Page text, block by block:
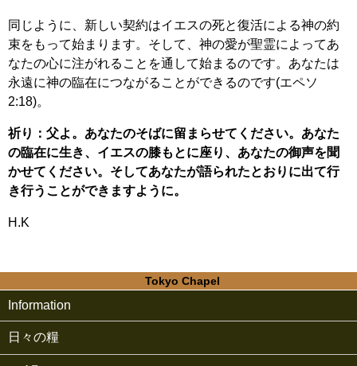
同じように、新しい契約はイエスの死と復活による神の約
束をもって始まります。そして、神の愛が聖霊によってあ
なたの心に注がれることを通して始まるのです。あなたは
永遠に神の臨在につながることができるのです(エペソ
2:18)。
祈り：父よ。あなたのそばに留まらせてください。あなた
の臨在に生き、イエスの膝もとに座り、あなたの御声を聞
かせてください。そしてあなたが語られたとおりに出て行
き行うことができますように。
H.K
Tokyo Chapel
Information
日々の糧